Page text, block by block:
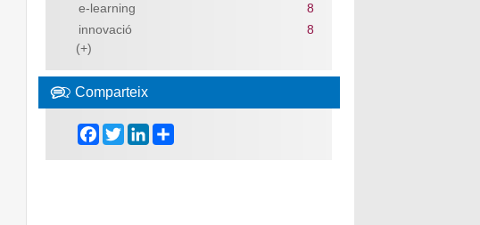
e-learning
8
innovació
8
(+)
Comparteix
Facebook
TwitterLinkedIn